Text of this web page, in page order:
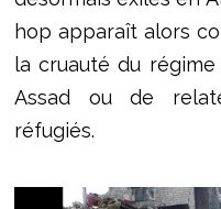
hop apparaît alors
la cruauté du
Assad ou de
réfugiés.